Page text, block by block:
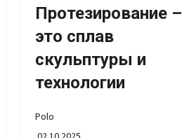
Протезирование –
это сплав
скульптуры и
технологии
Polo